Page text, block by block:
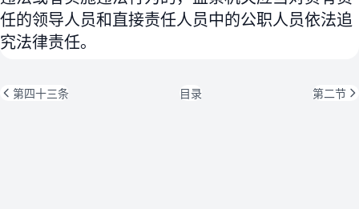
任的领导人员和直接责任人员中的公职人员依法追
究法律责任。
第四十三条 目录 第二节